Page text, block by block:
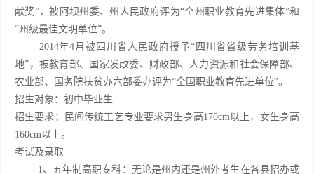
献奖”，被阿坝州委、州人民政府评为“全州职业教育先进集体”和
“州级最佳文明单位”。
2014年4月被四川省人民政府授予“四川省省级劳务培训基
地”，被教育部、国家发改委、财政部、人力资源和社会保障部、
农业部、国务院扶贫办六部委办评为“全国职业教育先进单位”。
招生对象：初中毕业生
招生要求：民间传统工艺专业要求男生身高170cm以上，女生身高
160cm以上。
考试及录取
1、五年制高职专科：无论是州内还是州外考生在各县招办或